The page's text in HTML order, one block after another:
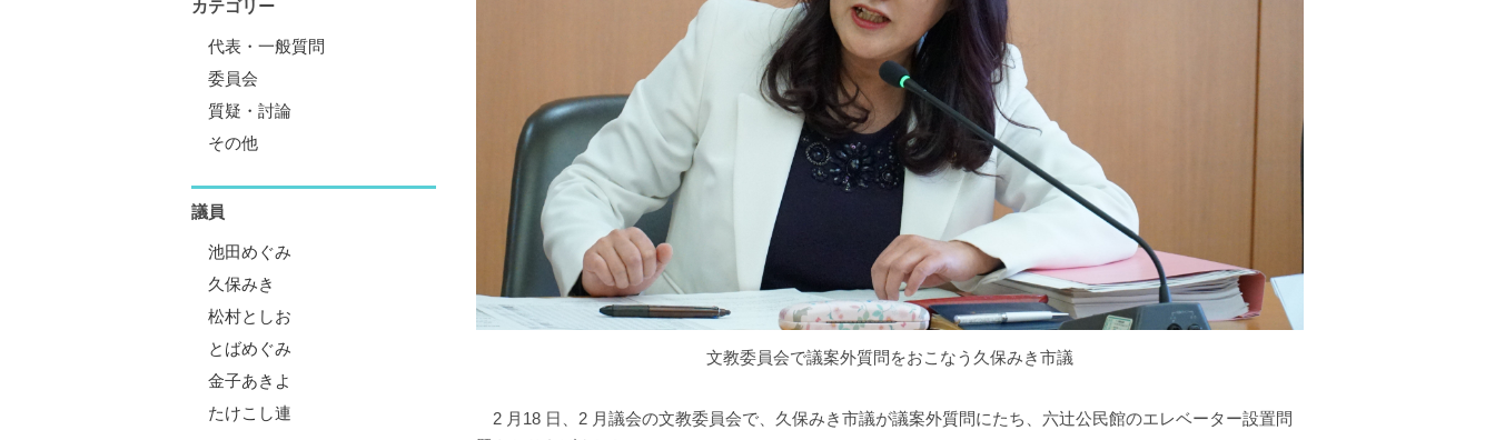
文教委員会で議案外質問をおこなう久保みき市議
2 月18 日、2 月議会の文教委員会で、久保みき市議が議案外質問にたち、六辻公民館のエレベーター設置問
カテゴリー
代表・一般質問
委員会
質疑・討論
その他
議員
池田めぐみ
久保みき
松村としお
とばめぐみ
金子あきよ
たけこし連